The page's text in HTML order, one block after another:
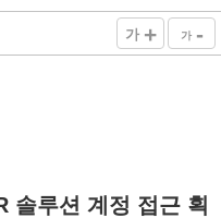
가 + 가 -
솔루션 계정 접근 획